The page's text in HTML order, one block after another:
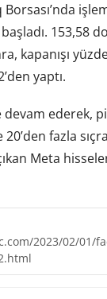
Borsası’nda
153,58
kapanışı
yaptı.
ederek,
fazla
Meta
2023/02/01/